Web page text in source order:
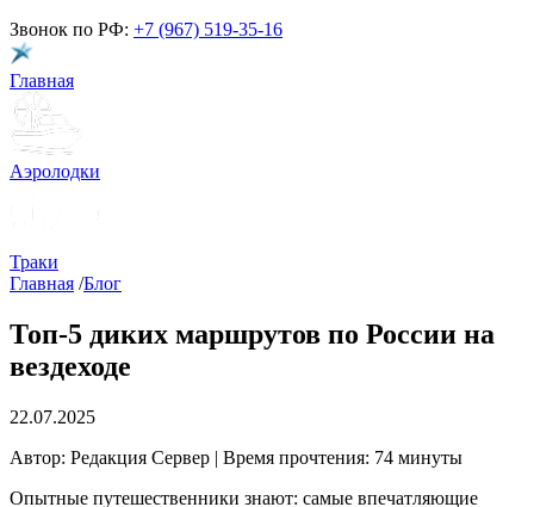
Звонок по РФ: +7 (967) 519-35-16
Главная
Аэролодки
Траки
Главная /Блог
Топ-5 диких маршрутов по России на
вездеходе
22.07.2025
Автор: Редакция Сервер | Время прочтения: 74 минуты
Опытные путешественники знают: самые впечатляющие